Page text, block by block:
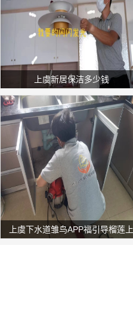
上虞新居保洁多少钱
上虞下水道雏鸟APP福引导榴莲上